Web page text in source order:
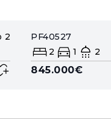
2
PF40527
2
1 2
845.000€